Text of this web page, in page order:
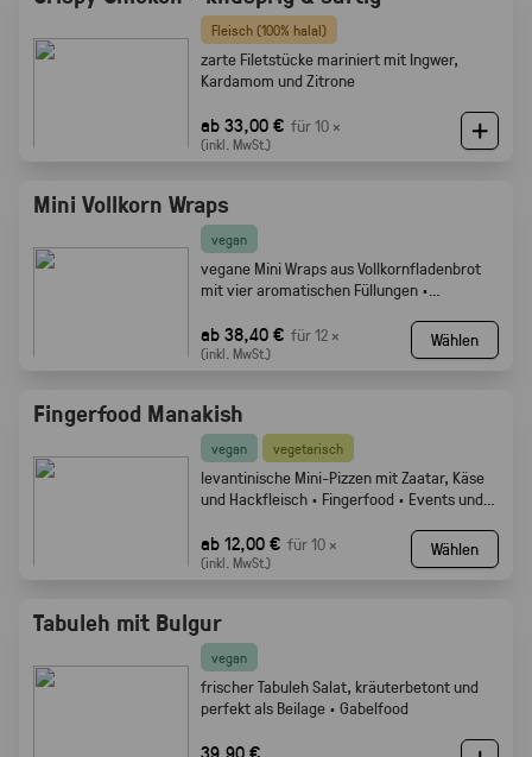
Fleisch (100% halal)
zarte Filetstücke mariniert mit Ingwer,
Kardamom und Zitrone
ab 33,00 € für 10 ×
(inkl. MwSt.)
Mini Vollkorn Wraps
vegan
vegane Mini Wraps aus Vollkornfladenbrot
mit vier aromatischen Füllungen ·
ab 38,40 € für 12 ×
(inkl. MwSt.)
Wählen
Fingerfood Manakish
vegan vegetarisch
levantinische Mini-Pizzen mit Zaatar, Käse
und Hackfleisch · Fingerfood · Events und
ab 12,00 € für 10 ×
(inkl. MwSt.)
Wählen
Tabuleh mit Bulgur
vegan
frischer Tabuleh Salat, kräuterbetont und
perfekt als Beilage · Gabelfood
39,90 €